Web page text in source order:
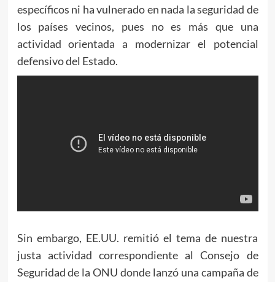
específicos ni ha vulnerado en nada la seguridad de
los países vecinos, pues no es más que una
actividad orientada a modernizar el potencial
defensivo del Estado.
Sin embargo, EE.UU. remitió el tema de nuestra
justa actividad correspondiente al Consejo de
Seguridad de la ONU donde lanzó una campaña de